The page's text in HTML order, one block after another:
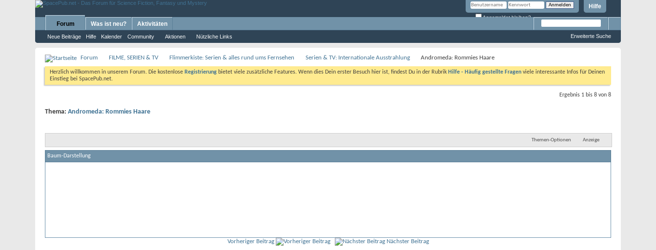
Hilfe
Angemeldet bleiben?
Forum
Neue Beiträge Hilfe Kalender Community Aktionen Nützliche Links
Was ist neu? Aktivitäten
Erweiterte Suche
Forum FILME, SERIEN & TV Flimmerkiste: Serien & alles rund ums Fernsehen Serien & TV: Internationale Ausstrahlung Andromeda: Rommies Haare
Herzlich willkommen in unserem Forum. Die kostenlose Registrierung bietet viele zusätzliche Features. Wenn dies Dein erster Besuch hier ist, findest Du in der Rubrik Hilfe - Häufig gestellte Fragen viele interessante Infos für Deinen
Einstieg bei SpacePub.net.
Ergebnis 1 bis 8 von 8
Thema: Andromeda: Rommies Haare
Themen-Optionen Anzeige
Baum-Darstellung
Vorheriger Beitrag Nächster Beitrag